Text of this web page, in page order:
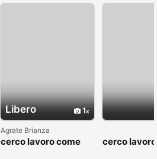
Libero 1
Agrate Brianza
cerco lavoro come
cerco